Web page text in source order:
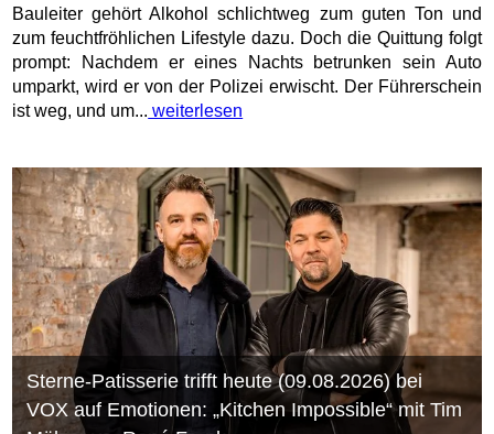
Bauleiter gehört Alkohol schlichtweg zum guten Ton und
zum feuchtfröhlichen Lifestyle dazu. Doch die Quittung folgt
prompt: Nachdem er eines Nachts betrunken sein Auto
umparkt, wird er von der Polizei erwischt. Der Führerschein
ist weg, und um... weiterlesen
Sterne-Patisserie trifft heute (09.08.2026) bei
VOX auf Emotionen: „Kitchen Impossible“ mit Tim